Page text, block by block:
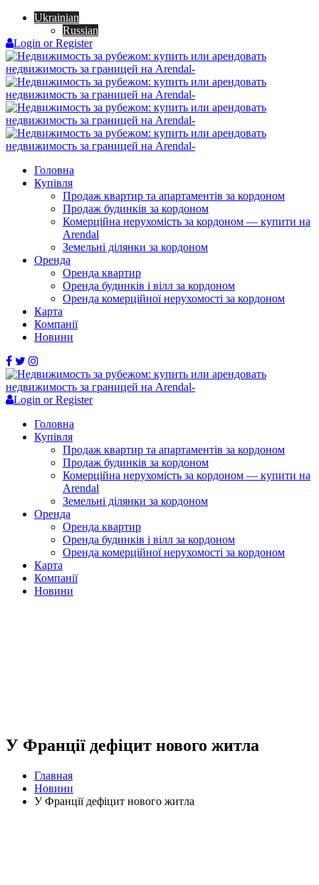
Ukrainian
Russian
Login or Register
Головна
Купівля
Продаж квартир та апартаментів за кордоном
Продаж будинків за кордоном
Комерційна нерухомість за кордоном — купити на
Arendal
Земельні ділянки за кордоном
Оренда
Оренда квартир
Оренда будинків і вілл за кордоном
Оренда комерційної нерухомості за кордоном
Карта
Компанії
Новини
Login or Register
Головна
Купівля
Продаж квартир та апартаментів за кордоном
Продаж будинків за кордоном
Комерційна нерухомість за кордоном — купити на
Arendal
Земельні ділянки за кордоном
Оренда
Оренда квартир
Оренда будинків і вілл за кордоном
Оренда комерційної нерухомості за кордоном
Карта
Компанії
Новини
У Франції дефіцит нового житла
Главная
Новини
У Франції дефіцит нового житла